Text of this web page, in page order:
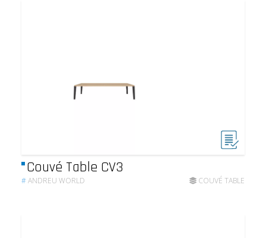
Couvé Table CV3
#ANDREU WORLD COUVÉ TABLE